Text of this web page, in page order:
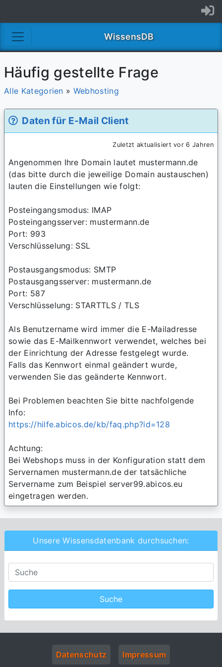
WissensDB
Häufig gestellte Frage
Alle Kategorien » Webhosting
Daten für E-Mail Client
Zuletzt aktualisiert vor 6 Jahren
Angenommen Ihre Domain lautet mustermann.de
(das bitte durch die jeweilige Domain austauschen)
lauten die Einstellungen wie folgt:
Posteingangsmodus: IMAP
Posteingangsserver: mustermann.de
Port: 993
Verschlüsselung: SSL
Postausgangsmodus: SMTP
Postausgangsserver: mustermann.de
Port: 587
Verschlüsselung: STARTTLS / TLS
Als Benutzername wird immer die E-Mailadresse
sowie das E-Mailkennwort verwendet, welches bei
der Einrichtung der Adresse festgelegt wurde.
Falls das Kennwort einmal geändert wurde,
verwenden Sie das geänderte Kennwort.
Bei Problemen beachten Sie bitte nachfolgende
Info:
https://hilfe.abicos.de/kb/faq.php?id=128
Achtung:
Bei Webshops muss in der Konfiguration statt dem
Servernamen mustermann.de der tatsächliche
Servername zum Beispiel server99.abicos.eu
eingetragen werden.
Unsere Wissensdatenbank durchsuchen:
Datenschutz Impressum